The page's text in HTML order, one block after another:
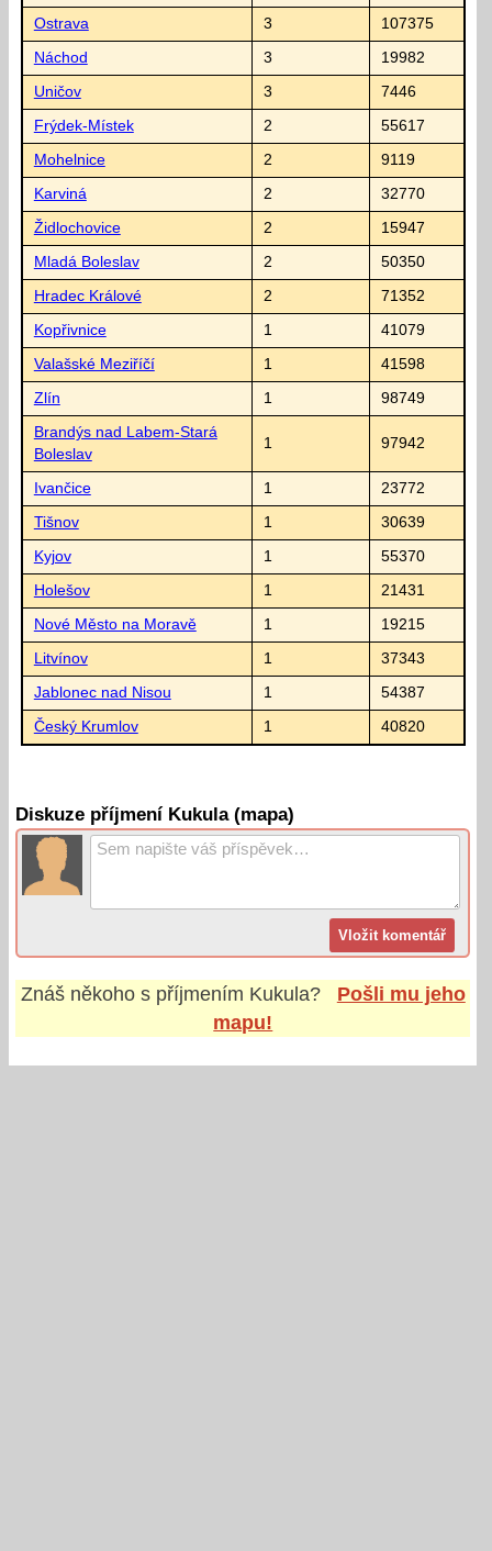
Ostrava 3 107375
Náchod 3 19982
Uničov 3 7446
Frýdek-Místek 2 55617
Mohelnice 2 9119
Karviná 2 32770
Židlochovice 2 15947
Mladá Boleslav 2 50350
Hradec Králové 2 71352
Kopřivnice 1 41079
Valašské Meziříčí 1 41598
Zlín 1 98749
Brandýs nad Labem-Stará
Boleslav
1 97942
Ivančice 1 23772
Tišnov 1 30639
Kyjov 1 55370
Holešov 1 21431
Nové Město na Moravě 1 19215
Litvínov 1 37343
Jablonec nad Nisou 1 54387
Český Krumlov 1 40820
Diskuze příjmení Kukula (mapa)
Znáš někoho s příjmením Kukula?
Pošli mu jeho
mapu!